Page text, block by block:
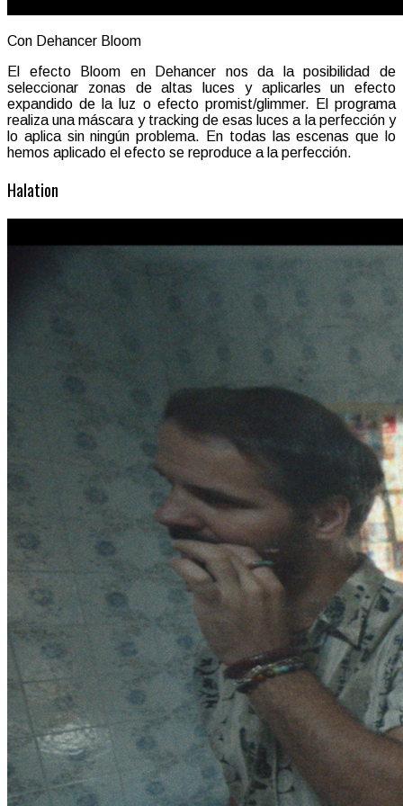
Con Dehancer Bloom
El efecto Bloom en Dehancer nos da la posibilidad de
seleccionar zonas de altas luces y aplicarles un efecto
expandido de la luz o efecto promist/glimmer. El programa
realiza una máscara y tracking de esas luces a la perfección y
lo aplica sin ningún problema. En todas las escenas que lo
hemos aplicado el efecto se reproduce a la perfección.
Halation